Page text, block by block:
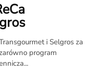
i Selgros za
program